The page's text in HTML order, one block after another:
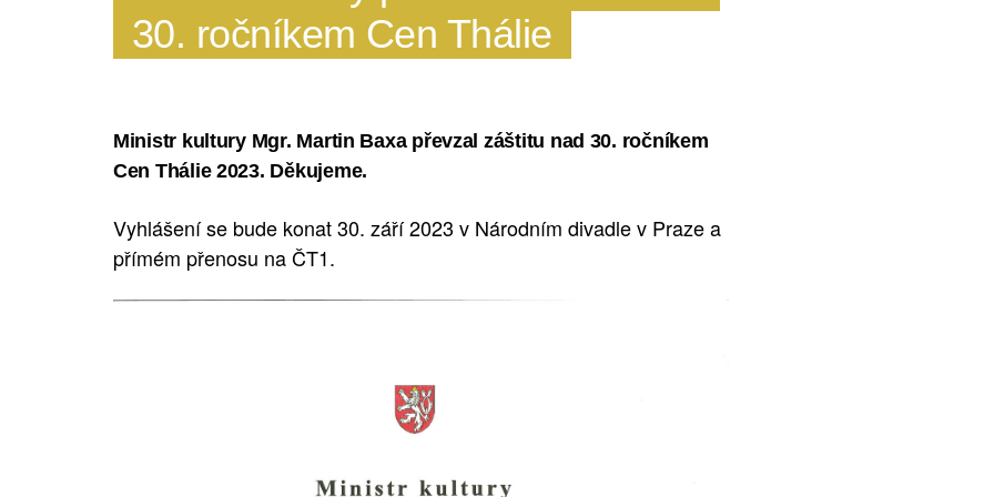
30. ročníkem Cen Thálie
Ministr kultury Mgr. Martin Baxa převzal záštitu nad 30. ročníkem
Cen Thálie 2023. Děkujeme.
Vyhlášení se bude konat 30. září 2023 v Národním divadle v Praze a
přímém přenosu na ČT1.